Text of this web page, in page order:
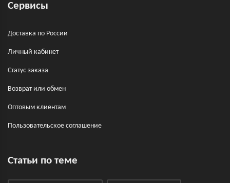
Сервисы
Доставка по России
Личный кабинет
Статус заказа
Возврат или обмен
Оптовым клиентам
Пользовательское соглашение
Статьи по теме